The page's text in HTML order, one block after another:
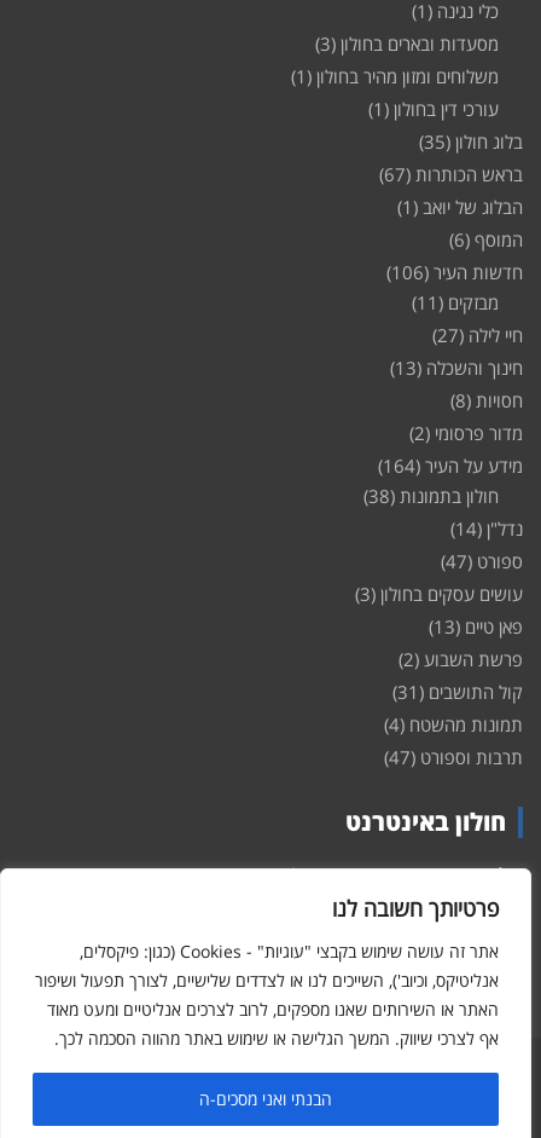
פרטיותך חשובה לנו
אתר זה עושה שימוש בקבצי "עוגיות" - Cookies (כגון: פיקסלים,
אנליטיקס, וכיוב'), השייכים לנו או לצדדים שלישיים, לצורך תפעול ושיפור
האתר או השירותים שאנו מספקים, לרוב לצרכים אנליטיים ומעט מאוד
אף לצרכי שיווק. המשך הגלישה או שימוש באתר מהווה הסכמה לכך.
הבנתי ואני מסכים-ה
כלי נגינה (1)
מסעדות ובארים בחולון (3)
משלוחים ומזון מהיר בחולון (1)
עורכי דין בחולון (1)
בלוג חולון (35)
בראש הכותרות (67)
הבלוג של יואב (1)
המוסף (6)
חדשות העיר (106)
מבזקים (11)
חיי לילה (27)
חינוך והשכלה (13)
חסויות (8)
מדור פרסומי (2)
מידע על העיר (164)
חולון בתמונות (38)
נדל"ן (14)
ספורט (47)
עושים עסקים בחולון (3)
פאן טיים (13)
פרשת השבוע (2)
קול התושבים (31)
תמונות מהשטח (4)
תרבות וספורט (47)
חולון באינטרנט
חולוןבאינטרנט – האתר שמביא לכם עדכונים ומידע מהשטח מהעיר
חולון. במה פתוחה לקול תושבי חולון באינטרנט, מידע על
ופרוייקטים חדשים בעיר, חיי לילה, וכן טורי דעה, עסקים בחולון, ודיונים על
הנעשה בעיר. אתם מוזמנים ומוזמנות להשתתף בדיון ולשלוח לנו כתבות
ואף להגיב על הכתבות המפורסמות באתר.
Copyright © 2026Hcity – חולון באינטרנט
פורטל חולון באינטרנט - כל המידע והעדכונים על העיר חולון